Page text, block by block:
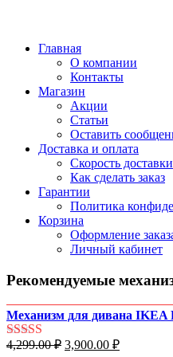
Главная
О компании
Контакты
Магазин
Акции
Статьи
Оставить
Доставка и оплата
Скорость доставки
Как сделать заказ
Гарантии
Политика
Корзина
Оформление
Личный кабинет
Рекомендуемые
Механизм для дивана IKEA
Оценка4.99
4,299.00₽ Первоначальная
3,900.00 ₽Текущая